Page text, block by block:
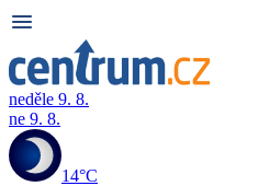
neděle 9. 8.
ne 9. 8.
14°C